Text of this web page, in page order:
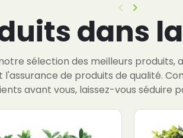
Précédent
keyboard_arrow_left Suivant
keyboard_arrow_right
dans
sélection des meilleurs produits,
l'assurance de produits de qualité.
avant vous, laissez-vous séduire